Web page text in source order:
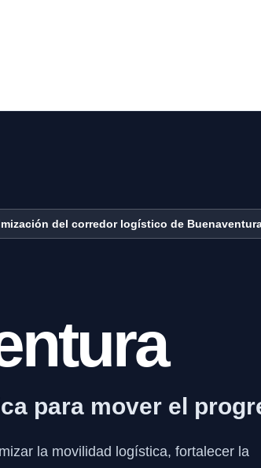
del corredor logístico de
para mover el
la movilidad logística, fortalecer la